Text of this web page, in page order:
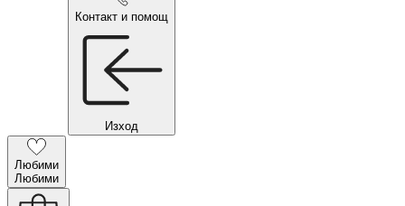
Контакт и помощ
Изход
Любими
Любими